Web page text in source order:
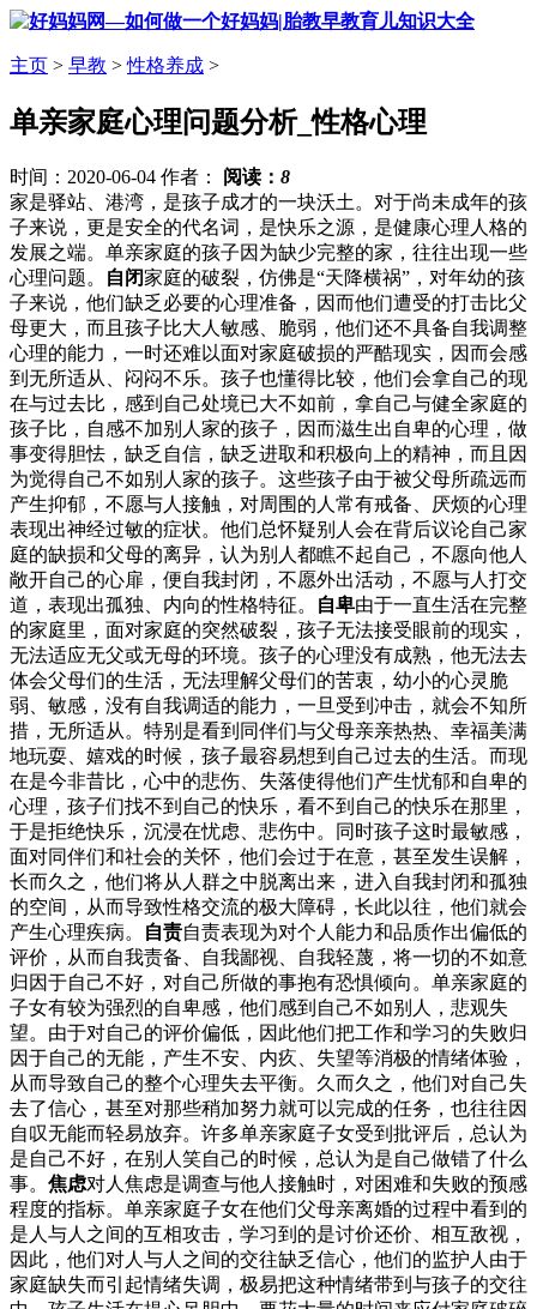
主页 > 早教 >性格养成 >
单亲家庭心理问题分析_性格心理
时间：2020-06-04 作者： 阅读： 8
家是驿站、港湾，是孩子成才的一块沃土。对于尚未成年的孩
子来说，更是安全的代名词，是快乐之源，是健康心理人格的
发展之端。单亲家庭的孩子因为缺少完整的家，往往出现一些
心理问题。
自闭家庭的破裂，仿佛是“天降横祸”，对年幼的孩
子来说，他们缺乏必要的心理准备，因而他们遭受的打击比父
母更大，而且孩子比大人敏感、脆弱，他们还不具备自我调整
心理的能力，一时还难以面对家庭破损的严酷现实，因而会感
到无所适从、闷闷不乐。孩子也懂得比较，他们会拿自己的现
在与过去比，感到自己处境已大不如前，拿自己与健全家庭的
孩子比，自感不加别人家的孩子，因而滋生出自卑的心理，做
事变得胆怯，缺乏自信，缺乏进取和积极向上的精神，而且因
为觉得自己不如别人家的孩子。这些孩子由于被父母所疏远而
产生抑郁，不愿与人接触，对周围的人常有戒备、厌烦的心理
表现出神经过敏的症状。他们总怀疑别人会在背后议论自己家
庭的缺损和父母的离异，认为别人都瞧不起自己，不愿向他人
敞开自己的心扉，便自我封闭，不愿外出活动，不愿与人打交
道，表现出孤独、内向的性格特征。
自卑由于一直生活在完整
的家庭里，面对家庭的突然破裂，孩子无法接受眼前的现实，
无法适应无父或无母的环境。孩子的心理没有成熟，他无法去
体会父母们的生活，无法理解父母们的苦衷，幼小的心灵脆
弱、敏感，没有自我调适的能力，一旦受到冲击，就会不知所
措，无所适从。特别是看到同伴们与父母亲亲热热、幸福美满
地玩耍、嬉戏的时候，孩子最容易想到自己过去的生活。而现
在是今非昔比，心中的悲伤、失落使得他们产生忧郁和自卑的
心理，孩子们找不到自己的快乐，看不到自己的快乐在那里，
于是拒绝快乐，沉浸在忧虑、悲伤中。同时孩子这时最敏感，
面对同伴们和社会的关怀，他们会过于在意，甚至发生误解，
长而久之，他们将从人群之中脱离出来，进入自我封闭和孤独
的空间，从而导致性格交流的极大障碍，长此以往，他们就会
产生心理疾病。
自责自责表现为对个人能力和品质作出偏低的
评价，从而自我责备、自我鄙视、自我轻蔑，将一切的不如意
归因于自己不好，对自己所做的事抱有恐惧倾向。单亲家庭的
子女有较为强烈的自卑感，他们感到自己不如别人，悲观失
望。由于对自己的评价偏低，因此他们把工作和学习的失败归
因于自己的无能，产生不安、内疚、失望等消极的情绪体验，
从而导致自己的整个心理失去平衡。久而久之，他们对自己失
去了信心，甚至对那些稍加努力就可以完成的任务，也往往因
自叹无能而轻易放弃。许多单亲家庭子女受到批评后，总认为
是自己不好，在别人笑自己的时候，总认为是自己做错了什么
事。 焦虑对人焦虑是调查与他人接触时，对困难和失败的预感
程度的指标。单亲家庭子女在他们父母亲离婚的过程中看到的
是人与人之间的互相攻击，学习到的是讨价还价、相互敌视，
因此，他们对人与人之间的交往缺乏信心，他们的监护人由于
家庭缺失而引起情绪失调，极易把这种情绪带到与孩子的交往